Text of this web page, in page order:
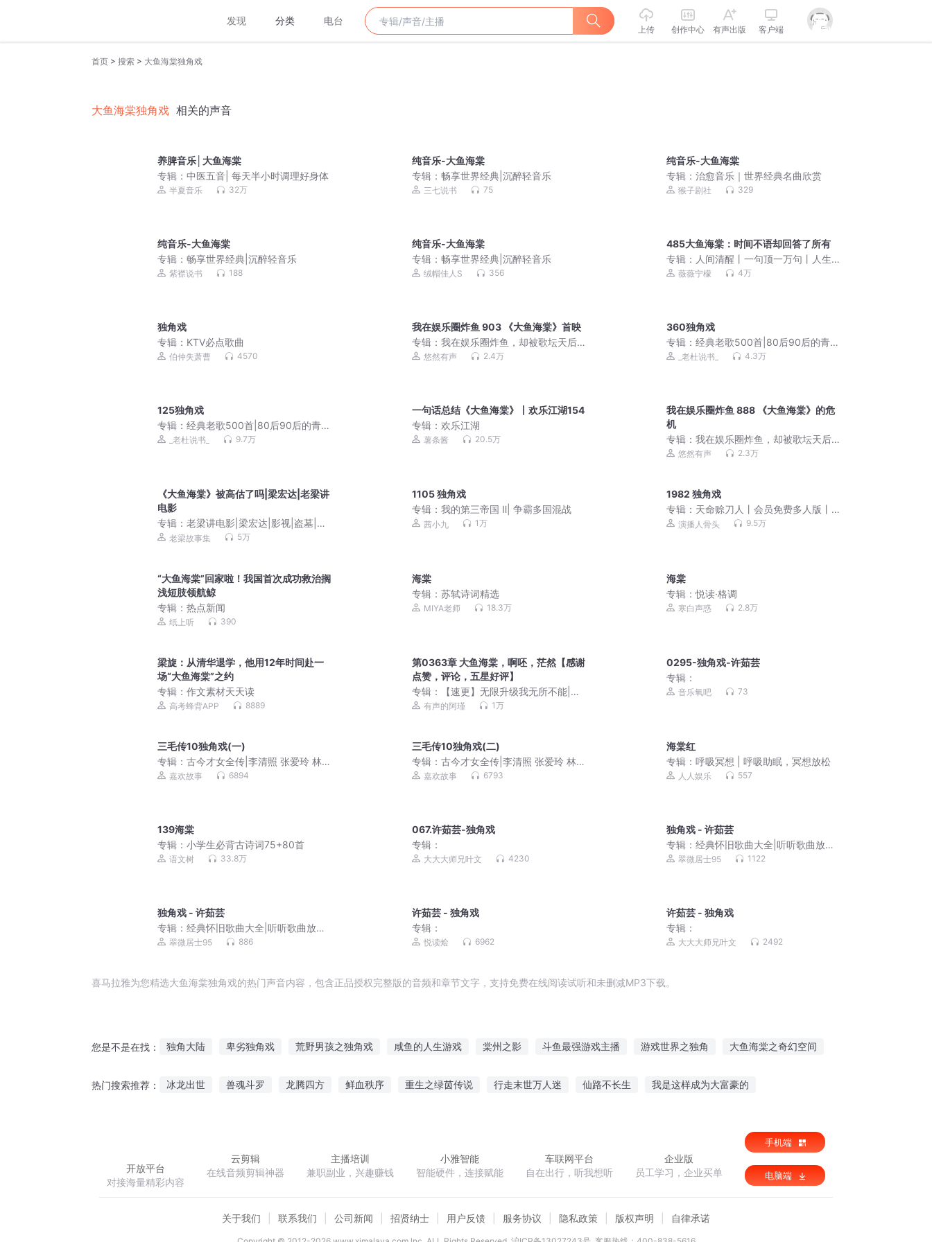
发现 分类 电台
上传 创作中心 有声出版 客户端
首页 > 搜索 > 大鱼海棠独角戏
大鱼海棠独角戏 相关的声音
养脾音乐│大鱼海棠
专辑： 中医五音| 每天半小时调理好身体
半夏音乐 32万
纯音乐-大鱼海棠
专辑：畅享世界经典|沉醉轻音乐
三七说书 75
纯音乐-大鱼海棠
专辑：治愈音乐｜世界经典名曲欣赏
猴子剧社 329
纯音乐-大鱼海棠
专辑： 畅享世界经典|沉醉轻音乐
紫襟说书 188
纯音乐-大鱼海棠
专辑：畅享世界经典|沉醉轻音乐
绒帽佳人S 356
485大鱼海棠：时间不语却回答了所有
专辑： 人间清醒丨一句顶一万句丨人生
感悟醍醐灌顶丨停止内耗
薇薇宁檬 4万
独角戏
专辑： KTV必点歌曲
伯仲失萧曹 4570
我在娱乐圈炸鱼 903 《大鱼海棠》首映
专辑：我在娱乐圈炸鱼，却被歌坛天后
套牢 | 歌曲超多
悠然有声 2.4万
360独角戏
专辑：经典老歌500首|80后90后的青春
回忆_老杜说书_ 4.3万
125独角戏
专辑： 经典老歌500首|80后90后的青春
回忆_老杜说书_ 9.7万
一句话总结《大鱼海棠》丨欢乐江湖154
专辑：欢乐江湖
薯条酱 20.5万
我在娱乐圈炸鱼 888 《大鱼海棠》的危
机
专辑：我在娱乐圈炸鱼，却被歌坛天后
套牢 | 歌曲超多
悠然有声 2.3万
《大鱼海棠》被高估了吗|梁宏达|老梁讲
电影
专辑： 老梁讲电影|梁宏达|影视|盗墓|鬼
吹灯|好莱坞
老梁故事集 5万
1105 独角戏
专辑：我的第三帝国 Ⅱ| 争霸多国混战
茜小九 1万
1982 独角戏
专辑： 天命赊刀人丨会员免费多人版丨
道士风水丨奇门秘术
演播人骨头 9.5万
“大鱼海棠”回家啦！我国首次成功救治搁
浅短肢领航鲸
专辑： 热点新闻
纸上听 390
海棠
专辑：苏轼诗词精选
MIYA老师 18.3万
海棠
专辑：悦读·格调
寒白声惑 2.8万
梁旋：从清华退学，他用12年时间赴一
场“大鱼海棠”之约
专辑： 作文素材天天读
高考蜂背APP 8889
第0363章 大鱼海棠，啊呸，茫然【感谢
点赞，评论，五星好评】
专辑：
【速更】无限升级我无所不能|极
品升级系统|开局无敌
有声的阿瑾 1万
0295-独角戏-许茹芸
专辑：
音乐氧吧 73
三毛传10独角戏(一)
专辑： 古今才女全传|李清照 张爱玲 林
徽因 三毛|民国才女人物传记
嘉欢故事 6894
三毛传10独角戏(二)
专辑：古今才女全传|李清照 张爱玲 林
徽因 三毛|民国才女人物传记
嘉欢故事 6793
海棠红
专辑：呼吸冥想 | 呼吸助眠，冥想放松
人人娱乐 557
139海棠
专辑： 小学生必背古诗词75+80首
语文树 33.8万
067.许茹芸-独角戏
专辑：
大大大师兄叶文 4230
独角戏 - 许茹芸
专辑：经典怀旧歌曲大全|听听歌曲放松
一下吧
翠微居士95 1122
独角戏 - 许茹芸
专辑： 经典怀旧歌曲大全|听听歌曲放松
一下吧
翠微居士95 886
许茹芸 - 独角戏
专辑：
悦读烩 6962
许茹芸 - 独角戏
专辑：
大大大师兄叶文 2492
喜马拉雅为您精选大鱼海棠独角戏的热门声音内容，包含正品授权完整版的音频和章节文字，支持免费在线阅读试听和未删减MP3下载。
您是不是在找： 独角大陆 卑劣独角戏 荒野男孩之独角戏 咸鱼的人生游戏 棠州之影 斗鱼最强游戏主播 游戏世界之独角 大鱼海棠之奇幻空间
热门搜索推荐： 冰龙出世 兽魂斗罗 龙腾四方 鲜血秩序 重生之绿茵传说 行走末世万人迷 仙路不长生 我是这样成为大富豪的
开放平台
对接海量精彩内容
云剪辑
在线音频剪辑神器
主播培训
兼职副业，兴趣赚钱
小雅智能
智能硬件，连接赋能
车联网平台
自在出行，听我想听
企业版
员工学习，企业买单
手机端
电脑端
关于我们 联系我们 公司新闻 招贤纳士 用户反馈 服务协议 隐私政策 版权声明 自律承诺